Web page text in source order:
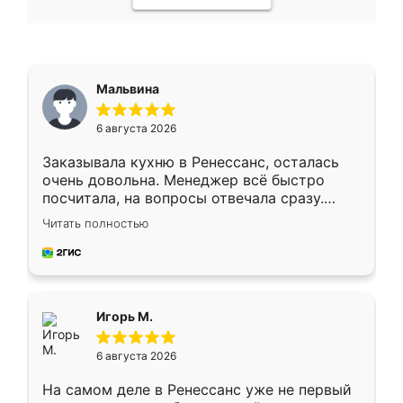
Мальвина
6 августа 2026
Заказывала кухню в Ренессанс, осталась
очень довольна. Менеджер всё быстро
посчитала, на вопросы отвечала сразу.
Замерщик приехал в субботу, подошёл к
делу со всей ответственностью. Собрали
за день, ребята работали аккуратно, даже
Читать полностью
Игорь М.
6 августа 2026
На самом деле в Ренессанс уже не первый